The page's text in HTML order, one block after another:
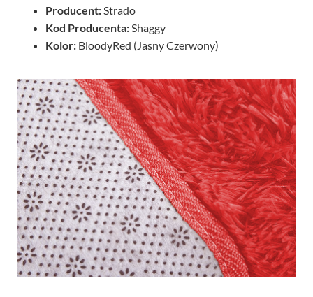
Producent:Strado
Kod Producenta:Shaggy
Kolor: BloodyRed (Jasny Czerwony)